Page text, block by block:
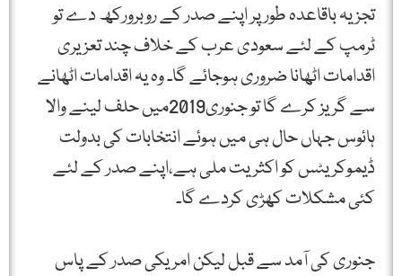
تجزیہ باقاعدہ طورپر اپنے صدر کے روبرورکھ دے تو
ٹرمپ کے لئے سعودی عرب کے خلاف چند تعزیری
اقدامات اٹھانا ضروری ہوجائے گا۔ وہ یہ اقدامات اٹھانے
سے گریز کرے گا تو جنوری2019میں حلف لینے والا
ہائوس جہاں حال ہی میں ہوئے انتخابات کی بدولت
ڈیموکریٹس کو اکثریت ملی ہے،اپنے صدر کے لئے
کئی مشکلات کھڑی کردے گا۔
جنوری کی آمد سے قبل لیکن امریکی صدر کے پاس